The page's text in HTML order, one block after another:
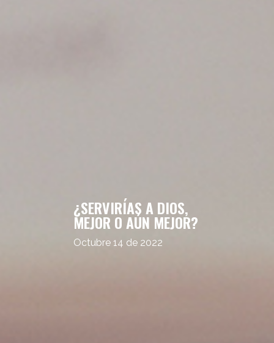
¿SERVIRÍAS A DIOS,
MEJOR O AÚN MEJOR?
Octubre 14 de 2022